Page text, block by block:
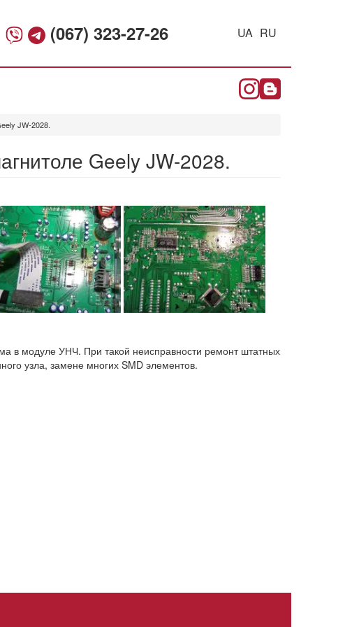
(067) 323-27-26 UA RU
JW-2028.
Geely JW-2028.
в модуле УНЧ. При такой неисправности ремонт штатных
узла, замене многих SMD элементов.